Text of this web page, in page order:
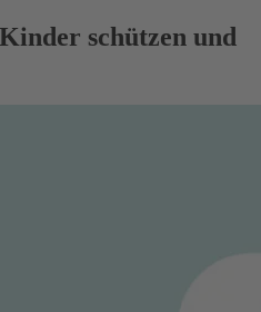
schützen und